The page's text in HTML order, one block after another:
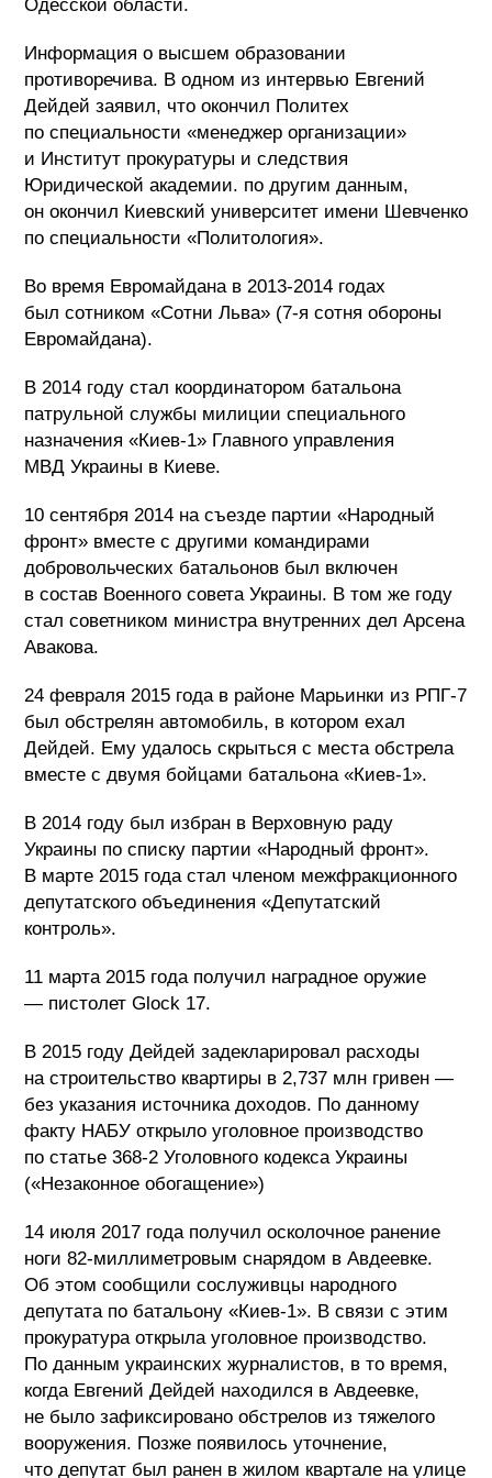
Одесской области.
Информация о высшем образовании
противоречива. В одном из интервью Евгений
Дейдей заявил, что окончил Политех
по специальности «менеджер организации»
и Институт прокуратуры и следствия
Юридической академии. по другим данным,
он окончил Киевский университет имени Шевченко
по специальности «Политология».
Во время Евромайдана в 2013-2014 годах
был сотником «Сотни Льва» (7-я сотня обороны
Евромайдана).
В 2014 году стал координатором батальона
патрульной службы милиции специального
назначения «Киев-1» Главного управления
МВД Украины в Киеве.
10 сентября 2014 на съезде партии «Народный
фронт» вместе с другими командирами
добровольческих батальонов был включен
в состав Военного совета Украины. В том же году
стал советником министра внутренних дел Арсена
Авакова.
24 февраля 2015 года в районе Марьинки из РПГ-7
был обстрелян автомобиль, в котором ехал
Дейдей. Ему удалось скрыться с места обстрела
вместе с двумя бойцами батальона «Киев-1».
В 2014 году был избран в Верховную раду
Украины по списку партии «Народный фронт».
В марте 2015 года стал членом межфракционного
депутатского объединения «Депутатский
контроль».
11 марта 2015 года получил наградное оружие
— пистолет Glock 17.
В 2015 году Дейдей задекларировал расходы
на строительство квартиры в 2,737 млн гривен —
без указания источника доходов. По данному
факту НАБУ открыло уголовное производство
по статье 368-2 Уголовного кодекса Украины
(«Незаконное обогащение»)
14 июля 2017 года получил осколочное ранение
ноги 82-миллиметровым снарядом в Авдеевке.
Об этом сообщили сослуживцы народного
депутата по батальону «Киев-1». В связи с этим
прокуратура открыла уголовное производство.
По данным украинских журналистов, в то время,
когда Евгений Дейдей находился в Авдеевке,
не было зафиксировано обстрелов из тяжелого
вооружения. Позже появилось уточнение,
что депутат был ранен в жилом квартале на улице